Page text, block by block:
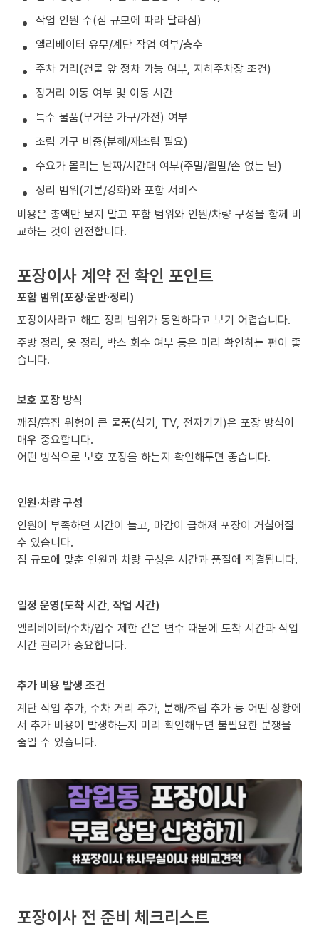
작업 인원 수(짐 규모에 따라 달라짐)
엘리베이터 유무/계단 작업 여부/층수
주차 거리(건물 앞 정차 가능 여부, 지하주차장 조건)
장거리 이동 여부 및 이동 시간
특수 물품(무거운 가구/가전) 여부
조립 가구 비중(분해/재조립 필요)
수요가 몰리는 날짜/시간대 여부(주말/월말/손 없는 날)
정리 범위(기본/강화)와 포함 서비스
비용은 총액만 보지 말고 포함 범위와 인원/차량 구성을 함께 비
교하는 것이 안전합니다.
포장이사 계약 전 확인 포인트
포함 범위(포장·운반·정리)
포장이사라고 해도 정리 범위가 동일하다고 보기 어렵습니다.
주방 정리, 옷 정리, 박스 회수 여부 등은 미리 확인하는 편이 좋
습니다.
보호 포장 방식
깨짐/흠집 위험이 큰 물품(식기, TV, 전자기기)은 포장 방식이
매우 중요합니다.
어떤 방식으로 보호 포장을 하는지 확인해두면 좋습니다.
인원·차량 구성
인원이 부족하면 시간이 늘고, 마감이 급해져 포장이 거칠어질
수 있습니다.
짐 규모에 맞춘 인원과 차량 구성은 시간과 품질에 직결됩니다.
일정 운영(도착 시간, 작업 시간)
엘리베이터/주차/입주 제한 같은 변수 때문에 도착 시간과 작업
시간 관리가 중요합니다.
추가 비용 발생 조건
계단 작업 추가, 주차 거리 추가, 분해/조립 추가 등 어떤 상황에
서 추가 비용이 발생하는지 미리 확인해두면 불필요한 분쟁을
줄일 수 있습니다.
포장이사 전 준비 체크리스트